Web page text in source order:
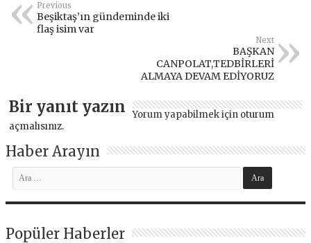
Previous
Beşiktaş’ın gündeminde iki
flaş isim var
Next
BAŞKAN
CANPOLAT,TEDBİRLERİ
ALMAYA DEVAM EDİYORUZ
Bir yanıt yazın Yorum yapabilmek için oturum
açmalısınız.
Haber Arayın
Popüler Haberler